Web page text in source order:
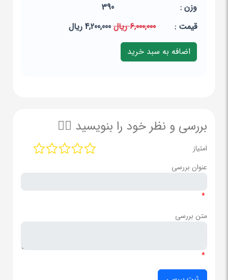
وزن :
390
قيمت :
6,000,000 ریال 4,200,000 ریال
بررسی و نظر خود را بنویسید ✍🏻
امتیاز
عنوان بررسی
*
متن بررسی
*